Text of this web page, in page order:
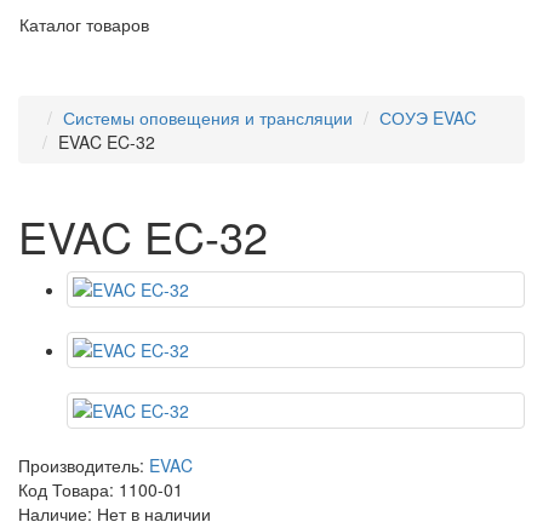
Каталог товаров
Системы оповещения и трансляции
СОУЭ EVAC
EVAC EC-32
EVAC EC-32
Производитель: EVAC
Код Товара: 1100-01
Наличие: Нет в наличии